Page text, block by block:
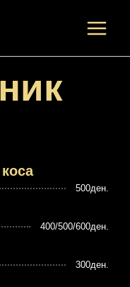
500ден.
400/500/600ден.
300ден.